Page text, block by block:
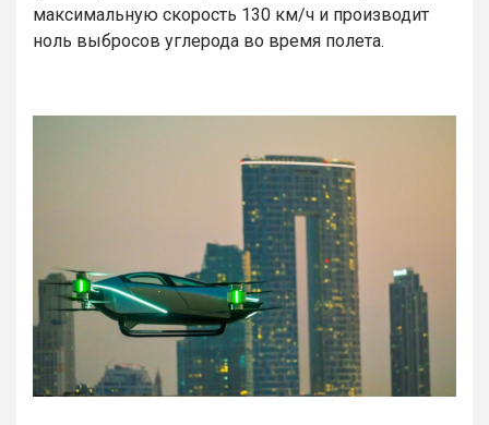
максимальную скорость 130 км/ч и производит
ноль выбросов углерода во время полета.